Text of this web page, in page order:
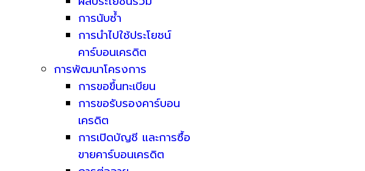
การนับซ้ำ
การนำไปใช้ประโยชน์
คาร์บอนเครดิต
การพัฒนาโครงการ
การขอขึ้นทะเบียน
การขอรับรองคาร์บอน
เครดิต
การเปิดบัญชี และการซื้อ
ขายคาร์บอนเครดิต